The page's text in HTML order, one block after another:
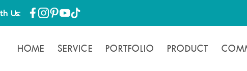
Us:
HOME SERVICE PORTFOLIO PRODUCT